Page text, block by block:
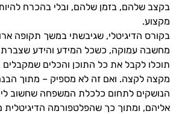
בקצב שלהם, בזמן שלהם, ובלי בהכרח
מקצוע.
בקורס הדיגיטלי, שגיבשתי במשך תקופה
מחשבה עמוקה, כשכל המידע והידע שצברתי
תוכלו לקבל את כל התוכן והכלים שמקבלים
מקצה לקצה. ואם זה לא מספיק – מתוך
הנושקים לתחום כלכלת המשפחה שחשוב לי
אליהם, ומתוך כך שהפלטפורמה